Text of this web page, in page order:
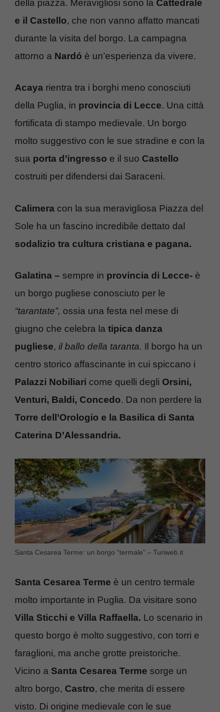
della piazza. Meravigliosi sono la Cattedrale
e il Castello, che non vanno affatto mancati
durante la visita del borgo. La campagna
attorno a Nardó è un’esperienza da vivere.
Acaya rientra tra i borghi meno conosciuti
della Puglia, in provincia di Lecce. Una città
fortificata di stampo medievale. Un borgo
molto suggestivo con le sue stradine e con la
sua porta d’ingresso e il suo Castello
costruiti per difendersi dai Saraceni.
Calimera con la sua meravigliosa Piazza del
Sole ha un fascino incredibile dettato dal
sodalizio tra cultura cristiana e pagana.
Galatina – sempre in provincia di Lecce- è
un borgo pugliese conosciuto per le
“tarantate”, ossia una festa nel mese di
giugno che celebra la tipica danza
pugliese, il ballo della taranta. Il borgo ha un
centro storico affascinante in cui spiccano i
Palazzi Nobiliari come quelli degli Orsini,
Venturi, Baldi, Concedo. Da non perdere la
Torre dell’Orologio e la Basilica di Santa
Caterina D’Alessandria.
Santa Cesarea Terme: un borgo “termale” – Turiweb.it
Santa Cesarea Terme è un centro termale
molto importante in Puglia. Da visitare sono
Villa Sticchi e Villa Raffaella. Lo scenario in
questo borgo è molto suggestivo, con torri e
faraglioni, ma anche grotte preistoriche.
Vicino a Santa Cesarea Terme sorge un
altro borgo, Castro, che merita di essere
visto. Di origine medievale con le sue